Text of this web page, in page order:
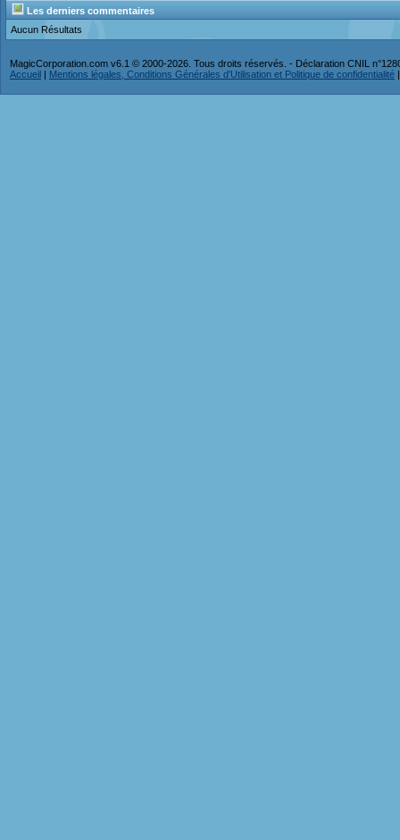
Les derniers commentaires
Aucun Résultats
MagicCorporation.com v6.1 © 2000-2026. Tous droits réservés. - Déclaration CNIL
Accueil | Mentions légales, Conditions Générales d'Utilisation et Politique de confidentialité